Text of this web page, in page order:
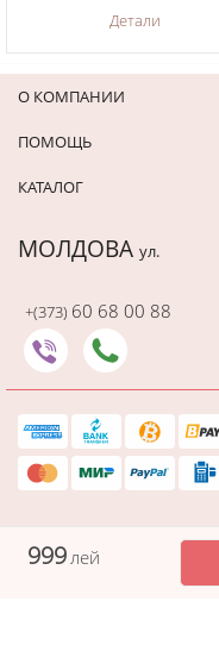
999лей
Детали
О КОМПАНИИ
ПОМОЩЬ
КАТАЛОГ
МОЛДОВА ул.
+(373) 60 68 00 88